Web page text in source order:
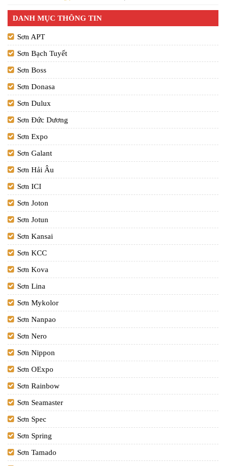
DANH MỤC THÔNG TIN
Sơn APT
Sơn Bạch Tuyết
Sơn Boss
Sơn Donasa
Sơn Dulux
Sơn Đức Dương
Sơn Expo
Sơn Galant
Sơn Hải Âu
Sơn ICI
Sơn Joton
Sơn Jotun
Sơn Kansai
Sơn KCC
Sơn Kova
Sơn Lina
Sơn Mykolor
Sơn Nanpao
Sơn Nero
Sơn Nippon
Sơn OExpo
Sơn Rainbow
Sơn Seamaster
Sơn Spec
Sơn Spring
Sơn Tamado